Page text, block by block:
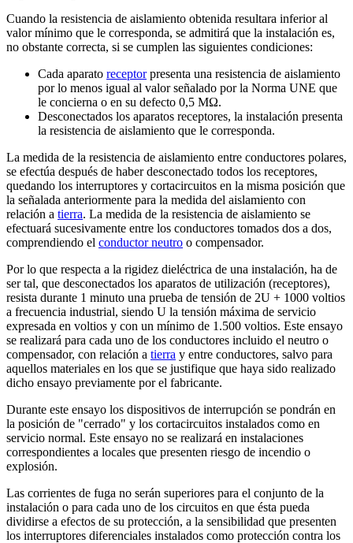
Cuando la resistencia de aislamiento obtenida resultara inferior al
valor mínimo que le corresponda, se admitirá que la instalación es,
no obstante correcta, si se cumplen las siguientes condiciones:
Cada aparato receptorpresenta una resistencia de aislamiento
por lo menos igual al valor señalado por la Norma UNE que
le concierna o en su defecto 0,5 MΩ.
Desconectados los aparatos receptores, la instalación presenta
la resistencia de aislamiento que le corresponda.
La medida de la resistencia de aislamiento entre conductores polares,
se efectúa después de haber desconectado todos los receptores,
quedando los interruptores y cortacircuitos en la misma posición que
la señalada anteriormente para la medida del aislamiento con
relación a tierra. La medida de la resistencia de aislamiento se
efectuará sucesivamente entre los conductores tomados dos a dos,
comprendiendo el conductor neutro o compensador.
Por lo que respecta a la rigidez dieléctrica de una instalación, ha de
ser tal, que desconectados los aparatos de utilización (receptores),
resista durante 1 minuto una prueba de tensión de 2U + 1000 voltios
a frecuencia industrial, siendo U la tensión máxima de servicio
expresada en voltios y con un mínimo de 1.500 voltios. Este ensayo
se realizará para cada uno de los conductores incluido el neutro o
compensador, con relación a tierra y entre conductores, salvo para
aquellos materiales en los que se justifique que haya sido realizado
dicho ensayo previamente por el fabricante.
Durante este ensayo los dispositivos de interrupción se pondrán en
la posición de "cerrado" y los cortacircuitos instalados como en
servicio normal. Este ensayo no se realizará en instalaciones
correspondientes a locales que presenten riesgo de incendio o
explosión.
Las corrientes de fuga no serán superiores para el conjunto de la
instalación o para cada uno de los circuitos en que ésta pueda
dividirse a efectos de su protección, a la sensibilidad que presenten
los interruptores diferenciales instalados como protección contra los